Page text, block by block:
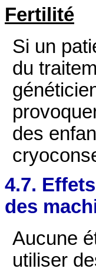
Fertilité
Si un
du
des
4.7.
des
Aucune
utiliser